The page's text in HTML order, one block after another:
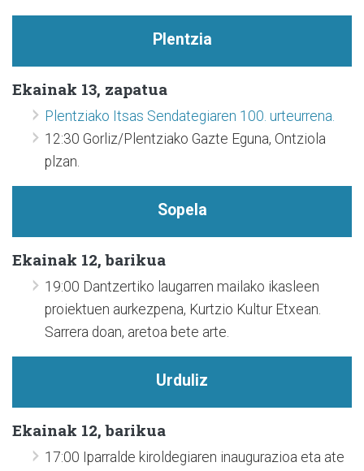
Plentzia
Ekainak 13, zapatua
Plentziako Itsas Sendategiaren 100. urteurrena.
12:30 Gorliz/Plentziako Gazte Eguna, Ontziola
plzan.
Sopela
Ekainak 12, barikua
19:00 Dantzertiko laugarren mailako ikasleen
proiektuen aurkezpena, Kurtzio Kultur Etxean.
Sarrera doan, aretoa bete arte.
Urduliz
Ekainak 12, barikua
17:00 Iparralde kiroldegiaren inaugurazioa eta ate